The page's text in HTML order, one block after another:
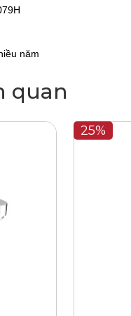
năm
quan
25%